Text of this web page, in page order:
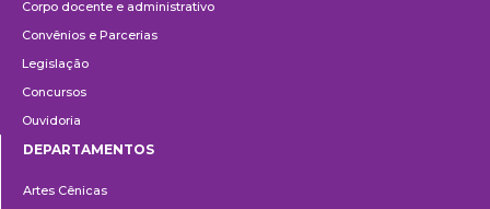
Corpo docente e administrativo
Convênios e Parcerias
Legislação
Concursos
Ouvidoria
DEPARTAMENTOS
Artes Cênicas